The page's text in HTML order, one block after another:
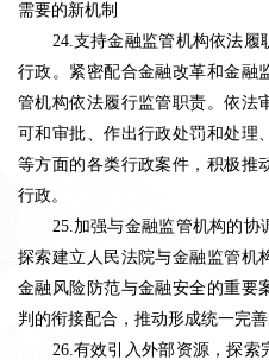
需要的新机制
24.支持金融监管机构依法
行政。紧密配合金融改革和金融
管机构依法履行监管职责。依法
可和审批、作出行政处罚和处理
等方面的各类行政案件，积极推
行政。
25.加强与金融监管机构的协
探索建立人民法院与金融监管机
金融风险防范与金融安全的重要
判的衔接配合，推动形成统一完善
26.有效引入外部资源，探